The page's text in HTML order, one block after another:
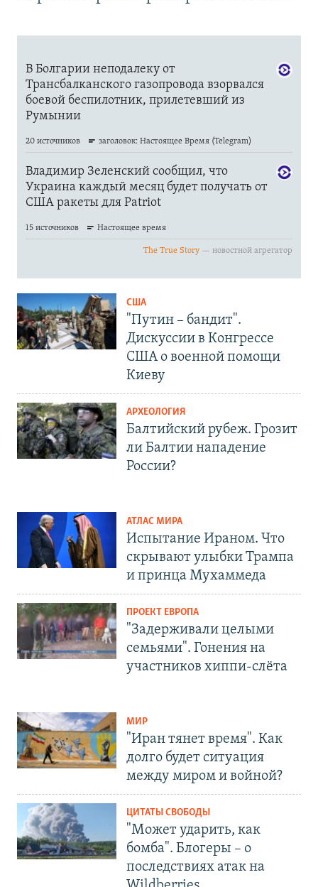
США
"Путин – бандит".
Дискуссии в Конгрессе
США о военной помощи
Киеву
АРХЕОЛОГИЯ
Балтийский рубеж. Грозит
ли Балтии нападение
России?
АТЛАС МИРА
Испытание Ираном. Что
скрывают улыбки Трампа
и принца Мухаммеда
ПРОЕКТ ЕВРОПА
"Задерживали целыми
семьями". Гонения на
участников хиппи-слёта
МИР
"Иран тянет время". Как
долго будет ситуация
между миром и войной?
ЦИТАТЫ СВОБОДЫ
"Может ударить, как
бомба". Блогеры – о
последствиях атак на